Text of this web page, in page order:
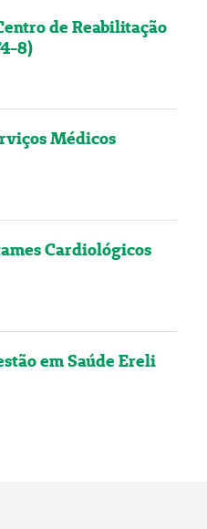
de Reabilitação
8)
Médicos
Cardiológicos
em Saúde Ereli